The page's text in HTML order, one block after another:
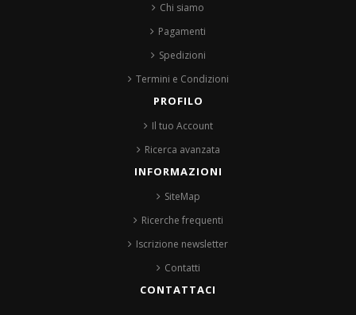
Chi siamo
Pagamenti
Spedizioni
Termini e Condizioni
PROFILO
Il tuo Account
Ricerca avanzata
INFORMAZIONI
SiteMap
Ricerche frequenti
Iscrizione newsletter
Contatti
CONTATTACI